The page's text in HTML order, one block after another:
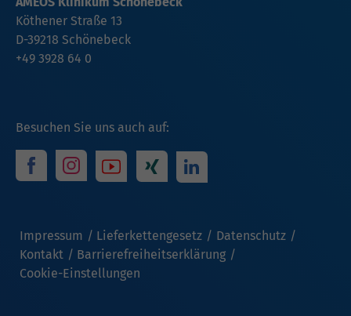
Besuchen Sie uns auch auf:
Impressum Lieferkettengesetz
Datenschutz
Kontakt
Barrierefreiheitserklärung
Cookie-Einstellungen
Köthener Straße 13
D-39218 Schönebeck
+49 3928 64 0